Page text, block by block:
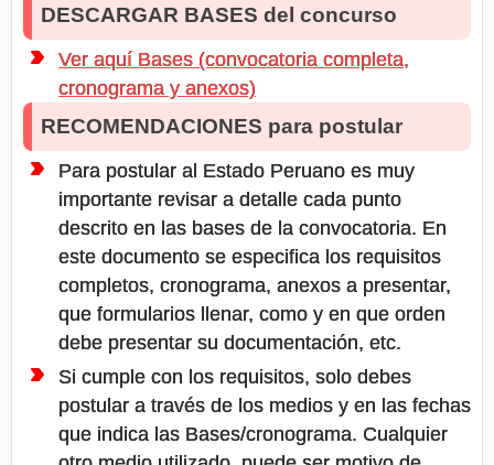
DESCARGAR BASES del concurso
Ver aquí Bases (convocatoria completa,
cronograma y anexos)
RECOMENDACIONES para postular
Para postular al Estado Peruano es muy
importante revisar a detalle cada punto
descrito en las bases de la convocatoria. En
este documento se especifica los requisitos
completos, cronograma, anexos a presentar,
que formularios llenar, como y en que orden
debe presentar su documentación, etc.
Si cumple con los requisitos, solo debes
postular a través de los medios y en las fechas
que indica las Bases/cronograma. Cualquier